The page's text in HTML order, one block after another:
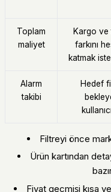
Toplam
maliyet
Kargo ve
farkını
katmak
Alarm
takibi
Hedef
Filtreyi önce
Ürün kartından
Fiyat geçmişi kısa